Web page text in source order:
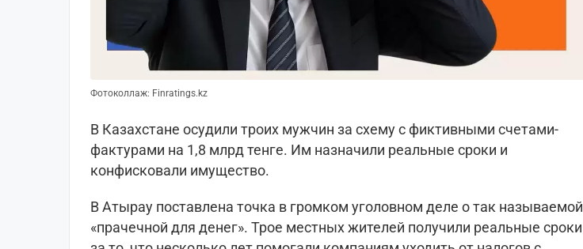
Фотоколлаж: Finratings.kz
В Казахстане осудили троих мужчин за схему с фиктивными счетами-
фактурами на 1,8 млрд тенге. Им назначили реальные сроки и
конфисковали имущество.
В Атырау поставлена точка в громком уголовном деле о так называемой
«прачечной для денег». Трое местных жителей получили реальные сроки